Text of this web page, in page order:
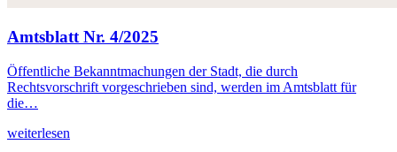
Amtsblatt Nr. 4/2025
Öffentliche Bekanntmachungen der Stadt, die durch
Rechtsvorschrift vorgeschrieben sind, werden im Amtsblatt für
die…
weiterlesen